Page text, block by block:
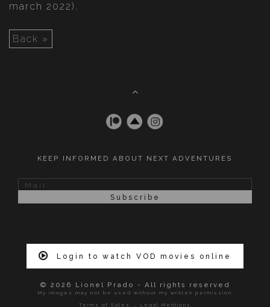
march 2022).
Back »
KEEP INFORMED ABOUT NEXT ADVENTURES
Login to watch VOD movies online
© 2026 Lionel Prado - All rights reserved
My images may not be used without my written permission
Terms of Sales
. Legal Mentions